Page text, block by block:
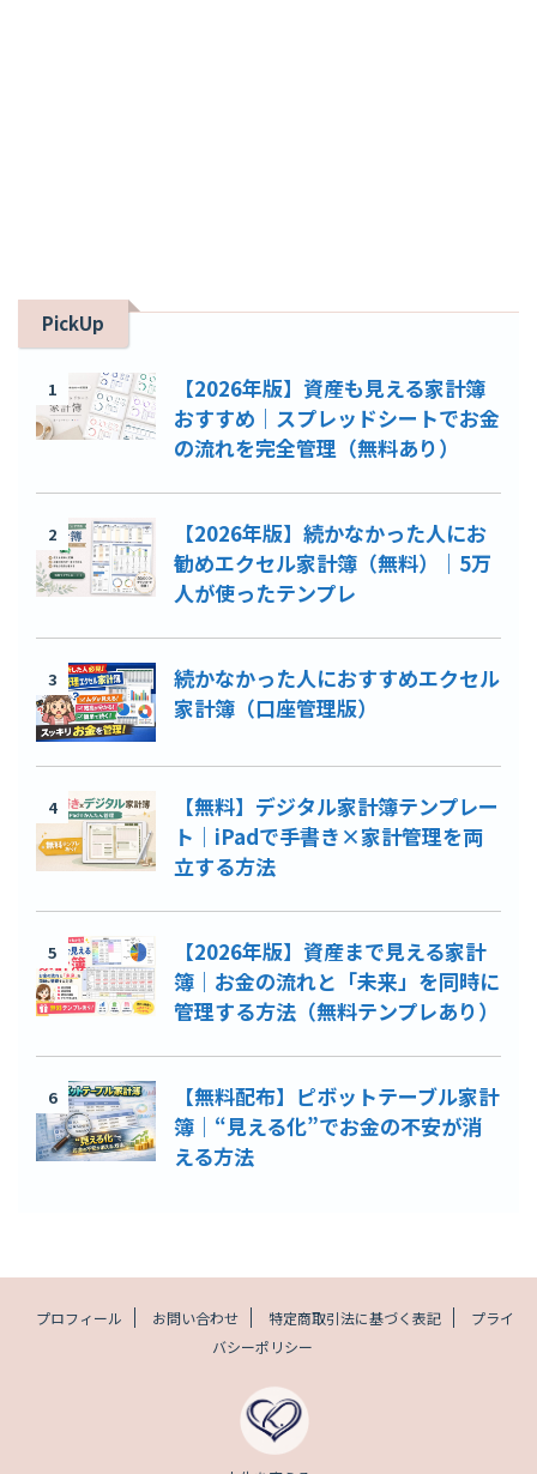
PickUp
1
【2026年版】資産も見える家計簿
おすすめ｜スプレッドシートでお金
の流れを完全管理（無料あり）
2
【2026年版】続かなかった人にお
勧めエクセル家計簿（無料）｜5万
人が使ったテンプレ
3
続かなかった人におすすめエクセル
家計簿（口座管理版）
4
【無料】デジタル家計簿テンプレー
ト｜iPadで手書き×家計管理を両
立する方法
5
【2026年版】資産まで見える家計
簿｜お金の流れと「未来」を同時に
管理する方法（無料テンプレあり）
6
【無料配布】ピボットテーブル家計
簿｜“見える化”でお金の不安が消
える方法
プロフィール お問い合わせ 特定商取引法に基づく表記
プライ
バシーポリシー